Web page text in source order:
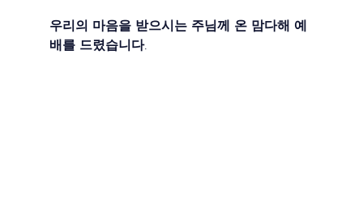
우리의 마음을 받으시는 주님께 온 맘다해 예
배를 드렸습니다.